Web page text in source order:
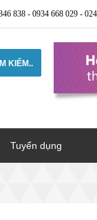
838 - 0934 668 029 -
KIẾM..
Tuyển dụng